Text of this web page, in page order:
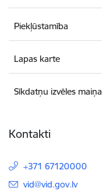
Piekļūstamība
Lapas karte
Sīkdatņu izvēles maiņa
Kontakti
+371 67120000
E-pasts:
vid@vid.gov.lv